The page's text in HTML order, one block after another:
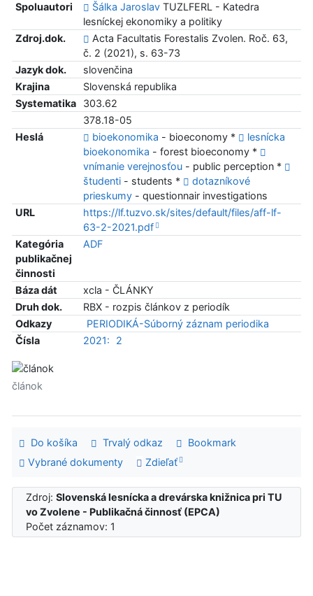
Spoluautori
Šálka JaroslavTUZLFERL - Katedra
lesníckej ekonomiky a politiky
Zdroj.dok.
Acta Facultatis Forestalis Zvolen. Roč. 63,
č. 2 (2021), s. 63-73
Jazyk dok.
slovenčina
Krajina
Slovenská republika
Systematika
303.62
378.18-05
Heslá
bioekonomika - bioeconomy *
lesnícka
bioekonomika - forest bioeconomy *
vnímanie verejnosťou- public perception *
študenti- students *
dotazníkové
prieskumy- questionnair investigations
URL
https://lf.tuzvo.sk/sites/default/files/aff-lf-
63-2-2021.pdf
Kategória
publikačnej
činnosti
ADF
Báza dát
xcla - ČLÁNKY
Druh dok.
RBX - rozpis článkov z periodík
Odkazy
PERIODIKÁ-Súborný záznam periodika
Čísla
2021: 2
článok
Do košíka Trvalý odkaz
Bookmark
Vybrané dokumenty
Zdieľať
Zdroj:Slovenská lesnícka a drevárska knižnica pri TU
vo Zvolene - Publikačná činnosť (EPCA)
Počet záznamov: 1